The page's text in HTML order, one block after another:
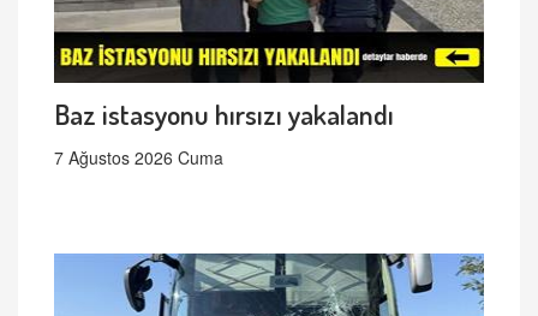
Baz istasyonu hırsızı yakalandı
7 Ağustos 2026 Cuma